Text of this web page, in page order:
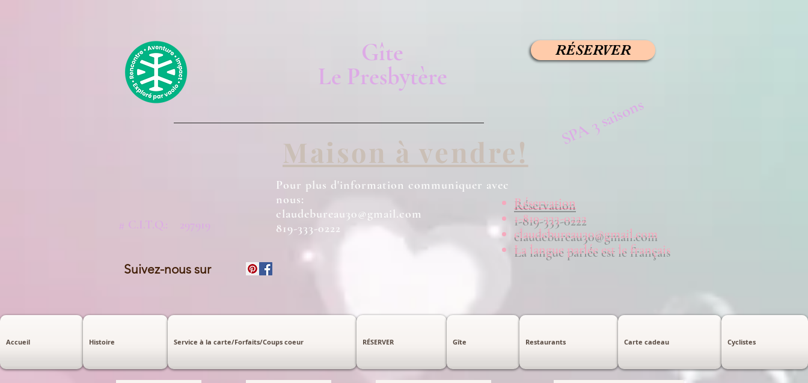
# C.I.T.Q.: 297919
Réservation
1-819-333-0222
claudebureau30@gmail.com
La langue parlée est le français
RÉSERVER
Gîte
Le Presbytère
SPA 3 saisons
Maison à vendre!
Pour plus d'information communiquer avec
nous:
claudebureau30@gmail.com
819-333-0222
Suivez-nous sur
Accueil Histoire Service à la carte/Forfaits/Coups coeur RÉSERVER Gîte Restaurants Carte cadeau Cyclistes